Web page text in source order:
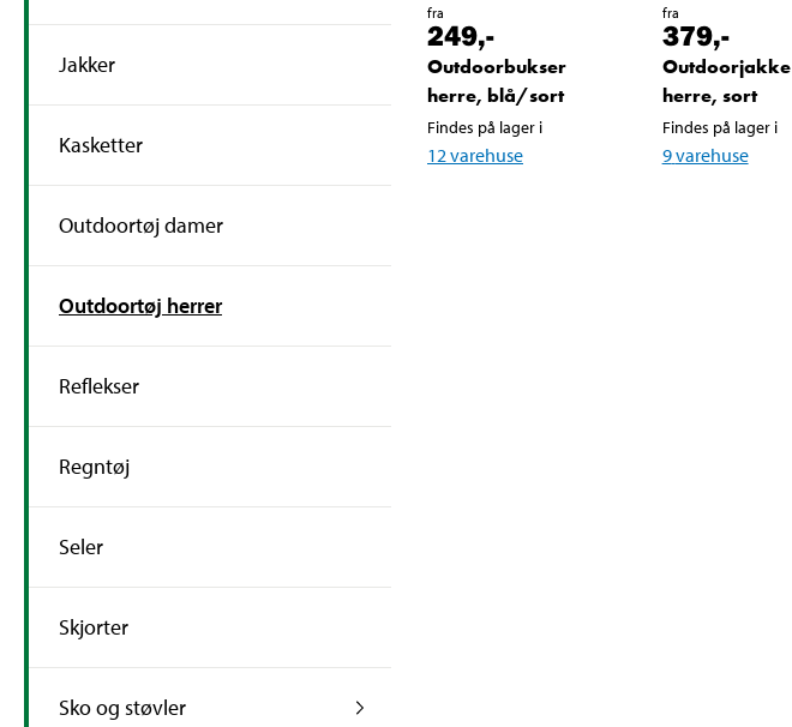
Jakker
Kasketter
Outdoortøj damer
Outdoortøj herrer
Reflekser
Regntøj
Seler
Skjorter
Sko og støvler
fra
249,-
Outdoorbukser
herre, blå/sort
Findes på lager i
12 varehuse
fra
379,-
Outdoorjakke
herre, sort
Findes på lager i
9varehuse